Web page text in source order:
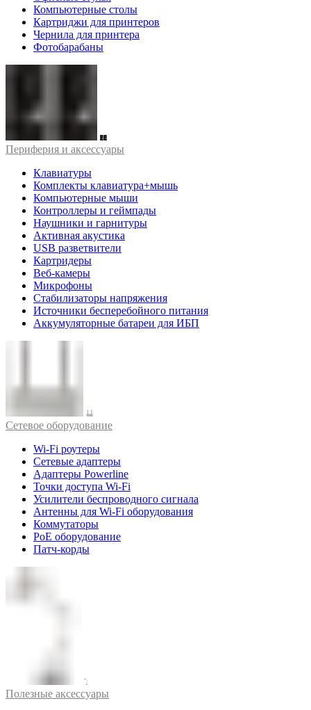
Компьютерные столы
Картриджи для принтеров
Чернила для принтера
Фотобарабаны
Периферия и аксессуары
Клавиатуры
Комплекты клавиатура+мышь
Компьютерные мыши
Контроллеры и геймпады
Наушники и гарнитуры
Активная акустика
USB разветвители
Картридеры
Веб-камеры
Микрофоны
Стабилизаторы напряжения
Источники бесперебойного питания
Аккумуляторные батареи для ИБП
Cетевое оборудование
Wi-Fi роутеры
Сетевые адаптеры
Адаптеры Powerline
Точки доступа Wi-Fi
Усилители беспроводного сигнала
Антенны для Wi-Fi оборудования
Коммутаторы
PoE оборудование
Патч-корды
Полезные аксессуары